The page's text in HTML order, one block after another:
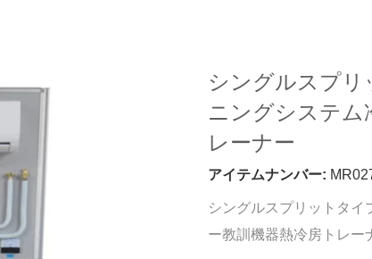
シングルスプ
ニングシステム
レーナー
アイテムナンバー:
シングルスプリットタ
ー教訓機器熱冷房トレー